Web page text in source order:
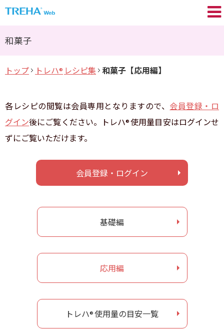
プロが語る／My TREHA®
トレハ レシピ集
+TREHA
糖思考
よくあるご質問
お問い合わせ
和菓子
トップ トレハ® レシピ集 和菓子【応用編】
各レシピの閲覧は会員専用となりますので、 会員登録・ロ
グイン後にご覧ください。トレハ®使用量目安はログインせ
ずにご覧いただけます。
会員登録・ログイン
基礎編
応用編
トレハ®使用量の目安一覧